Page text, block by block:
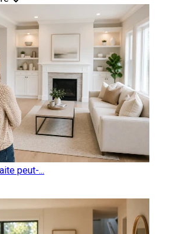
peut-...